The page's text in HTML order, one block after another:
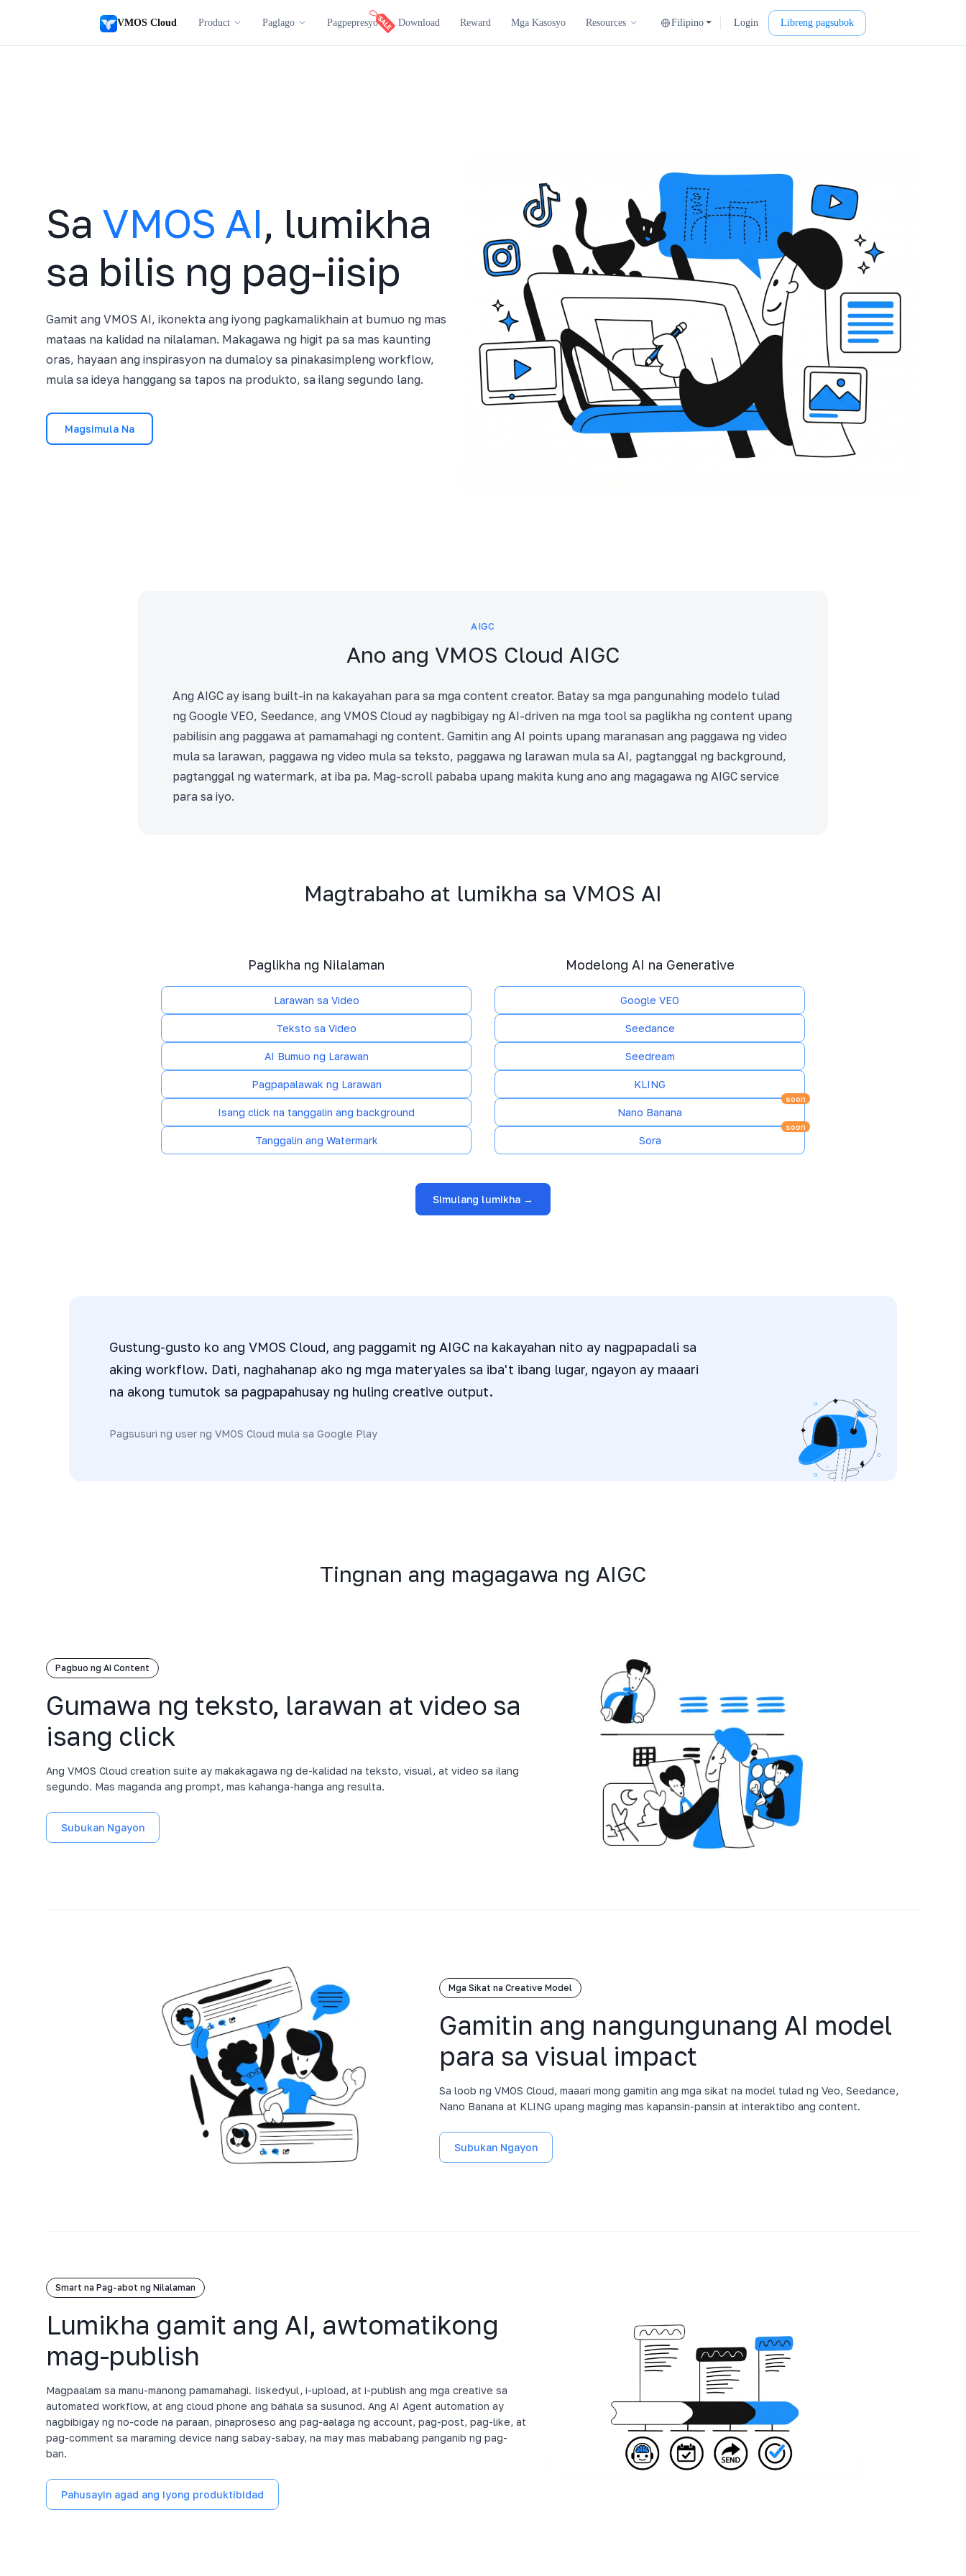
VMOS Cloud Product Paglago Pagpepresyo Download Reward Mga Kasosyo Resources Filipino Login Libreng pagsubok
Sa VMOS AI, lumikha
sa bilis ng pag-iisip
Gamit ang VMOS AI, ikonekta ang iyong pagkamalikhain at bumuo ng mas
mataas na kalidad na nilalaman. Makagawa ng higit pa sa mas kaunting
oras, hayaan ang inspirasyon na dumaloy sa pinakasimpleng workflow,
mula sa ideya hanggang sa tapos na produkto, sa ilang segundo lang.
Magsimula Na
AIGC
Ano ang VMOS Cloud AIGC
Ang AIGC ay isang built-in na kakayahan para sa mga content creator. Batay sa mga pangunahing modelo tulad
ng Google VEO, Seedance, ang VMOS Cloud ay nagbibigay ng AI-driven na mga tool sa paglikha ng content upang
pabilisin ang paggawa at pamamahagi ng content. Gamitin ang AI points upang maranasan ang paggawa ng video
mula sa larawan, paggawa ng video mula sa teksto, paggawa ng larawan mula sa AI, pagtanggal ng background,
pagtanggal ng watermark, at iba pa. Mag-scroll pababa upang makita kung ano ang magagawa ng AIGC service
para sa iyo.
Magtrabaho at lumikha sa VMOS AI
Paglikha ng Nilalaman
Larawan sa Video
Teksto sa Video
AI Bumuo ng Larawan
Pagpapalawak ng Larawan
Isang click na tanggalin ang background
Tanggalin ang Watermark
Modelong AI na Generative
Google VEO
Seedance
Seedream
KLING
Nano Banana
soon
Sora
soon
Simulang lumikha →
Gustung-gusto ko ang VMOS Cloud, ang paggamit ng AIGC na kakayahan nito ay nagpapadali sa
aking workflow. Dati, naghahanap ako ng mga materyales sa iba't ibang lugar, ngayon ay maaari
na akong tumutok sa pagpapahusay ng huling creative output.
Pagsusuri ng user ng VMOS Cloud mula sa Google Play
Tingnan ang magagawa ng AIGC
Pagbuo ng AI Content
Gumawa ng teksto, larawan at video sa
isang click
Ang VMOS Cloud creation suite ay makakagawa ng de-kalidad na teksto, visual, at video sa ilang
segundo. Mas maganda ang prompt, mas kahanga-hanga ang resulta.
Subukan Ngayon
Mga Sikat na Creative Model
Gamitin ang nangungunang AI model
para sa visual impact
Sa loob ng VMOS Cloud, maaari mong gamitin ang mga sikat na model tulad ng Veo, Seedance,
Nano Banana at KLING upang maging mas kapansin-pansin at interaktibo ang content.
Subukan Ngayon
Smart na Pag-abot ng Nilalaman
Lumikha gamit ang AI, awtomatikong
mag-publish
Magpaalam sa manu-manong pamamahagi. Iiskedyul, i-upload, at i-publish ang mga creative sa
automated workflow, at ang cloud phone ang bahala sa susunod. Ang AI Agent automation ay
nagbibigay ng no-code na paraan, pinaproseso ang pag-aalaga ng account, pag-post, pag-like, at
pag-comment sa maraming device nang sabay-sabay, na may mas mababang panganib ng pag-
ban.
Pahusayin agad ang iyong produktibidad